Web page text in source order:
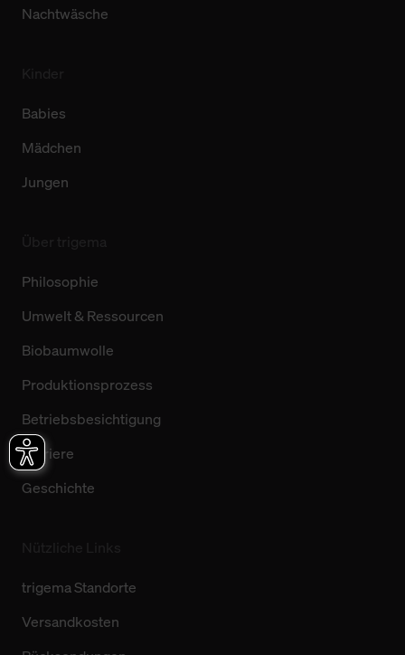
Nachtwäsche
Babies
Mädchen
Jungen
Philosophie
Umwelt & Ressourcen
Biobaumwolle
Produktionsprozess
Betriebsbesichtigung
Karriere
Geschichte
trigema Standorte
Versandkosten